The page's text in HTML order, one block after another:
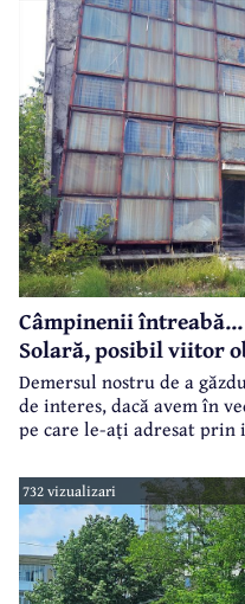
Câmpinenii
Solară, posibil viitor
Demersul nostru de a
de interes, dacă avem în
pe care le-ați adresat
732 vizualizari